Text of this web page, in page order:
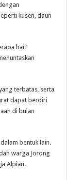
kusen, daun
hari
terbatas, serta
dapat berdiri
di bulan
bentuk lain.
warga Jorong
Alpian.